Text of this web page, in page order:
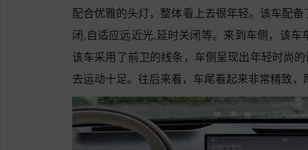
配合优雅的头灯，整体看上去很年轻。该车配
闭,自适应远近光,延时关闭等。来到车侧，该
该车采用了前卫的线条，车侧呈现出年轻时尚
去运动十足。往后来看，车尾看起来非常精致